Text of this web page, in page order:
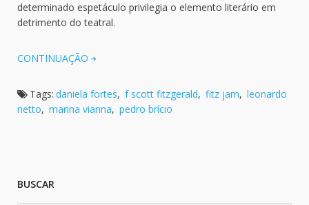
determinado espetáculo privilegia o elemento literário em
detrimento do teatral.
CONTINUAÇÃO
Tags: daniela fortes, f scott fitzgerald, fitz jam, leonardo
netto, marina vianna, pedro brício
BUSCAR